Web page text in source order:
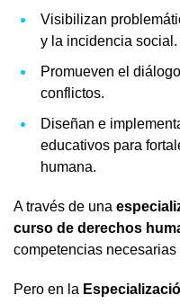
Visibilizan
y la incidencia social.
Promueven el
conflictos.
Diseñan e
educativos para
humana.
A través de una
curso de derechos
competencias
Pero en la